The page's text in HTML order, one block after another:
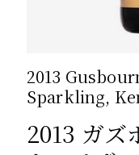
2013
Sparkling,
2013 ガズ